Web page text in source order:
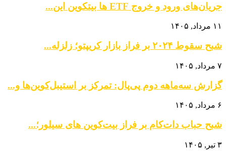
جریان‌های ورود و خروج ETF ها بیتکوین این...
۱۱ مرداد, ۱۴۰۵
شبح سقوط ۲۰۲۴ بر فراز بازار کریپتو؛ زلزله...
۷ مرداد, ۱۴۰۵
گزارش سه‌ماهه دوم پی‌پال: تمرکز بر استیبل‌کوین‌ها و...
۶ مرداد, ۱۴۰۵
شبح حباب دات‌کام بر فراز بیت‌کوین‌ های سیلور؛...
۳ تیر, ۱۴۰۵